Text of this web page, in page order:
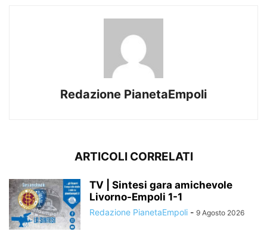
Redazione PianetaEmpoli
ARTICOLI CORRELATI
TV | Sintesi gara amichevole
Livorno-Empoli 1-1
Redazione PianetaEmpoli - 9 Agosto 2026